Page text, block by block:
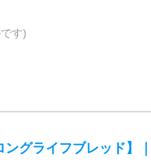
す)
グライフブレッド】